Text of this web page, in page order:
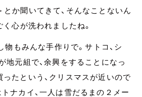
とか聞いてきて、そんなことないん
く心が洗われましたね。
物もみんな手作りで。サトコ、シ
地元組で、余興をすることになっ
たという、クリスマスが近いので
ナカイ、一人は雪だるまの２メー